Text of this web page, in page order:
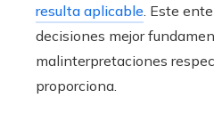
resulta aplicable. Este
decisiones mejor
malinterpretaciones
proporciona.